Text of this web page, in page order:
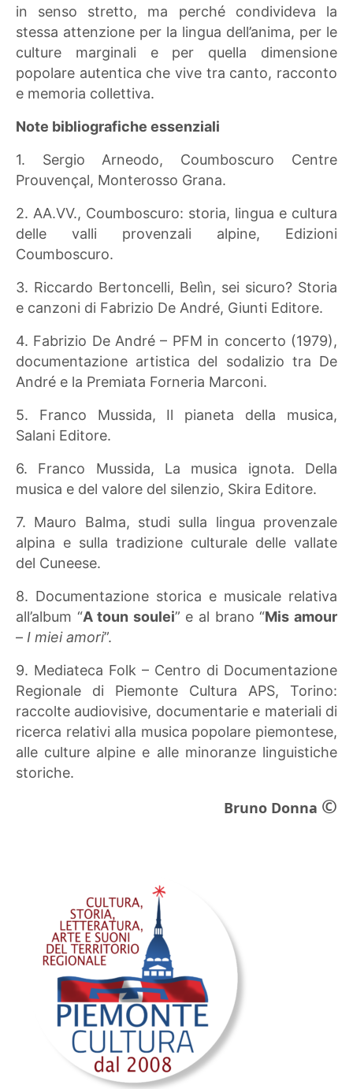
in senso stretto, ma perché condivideva la
stessa attenzione per la lingua dell’anima, per le
culture marginali e per quella dimensione
popolare autentica che vive tra canto, racconto
e memoria collettiva.
Note bibliografiche essenziali
1. Sergio Arneodo, Coumboscuro Centre
Prouvençal, Monterosso Grana.
2. AA.VV., Coumboscuro: storia, lingua e cultura
delle valli provenzali alpine, Edizioni
Coumboscuro.
3. Riccardo Bertoncelli, Belìn, sei sicuro? Storia
e canzoni di Fabrizio De André, Giunti Editore.
4. Fabrizio De André – PFM in concerto (1979),
documentazione artistica del sodalizio tra De
André e la Premiata Forneria Marconi.
5. Franco Mussida, Il pianeta della musica,
Salani Editore.
6. Franco Mussida, La musica ignota. Della
musica e del valore del silenzio, Skira Editore.
7. Mauro Balma, studi sulla lingua provenzale
alpina e sulla tradizione culturale delle vallate
del Cuneese.
8. Documentazione storica e musicale relativa
all’album “A toun soulei” e al brano “Mis amour
– I miei amori”.
9. Mediateca Folk – Centro di Documentazione
Regionale di Piemonte Cultura APS, Torino:
raccolte audiovisive, documentarie e materiali di
ricerca relativi alla musica popolare piemontese,
alle culture alpine e alle minoranze linguistiche
storiche.
Bruno Donna ©